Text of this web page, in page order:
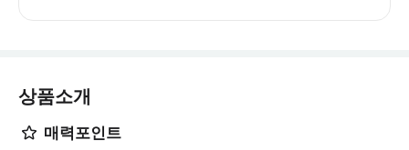
상품소개
매력포인트